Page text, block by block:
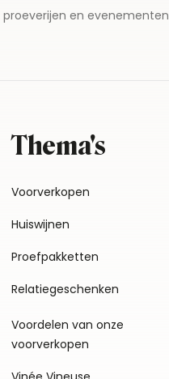
en evenementen
Thema's
Voorverkopen
Huiswijnen
Proefpakketten
Relatiegeschenken
Voordelen van onze
voorverkopen